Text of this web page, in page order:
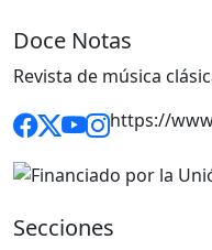
Doce Notas
Revista de música
https://
Secciones